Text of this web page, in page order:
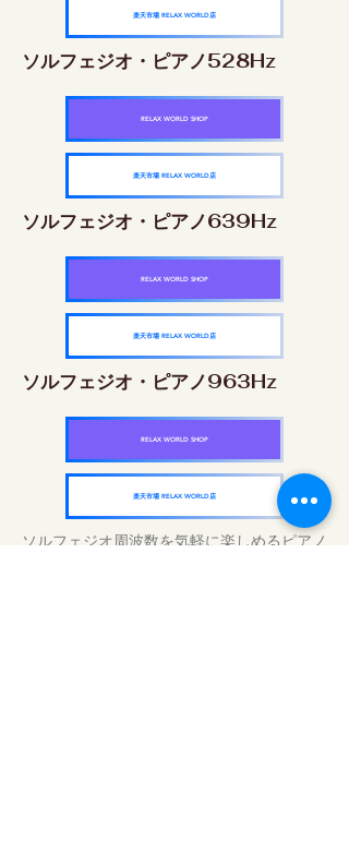
楽天市場 RELAX WORLD店
ソルフェジオ・ピアノ528Hz
RELAX WORLD SHOP
楽天市場 RELAX WORLD店
ソルフェジオ・ピアノ639Hz
RELAX WORLD SHOP
楽天市場 RELAX WORLD店
ソルフェジオ・ピアノ963Hz
RELAX WORLD SHOP
楽天市場 RELAX WORLD店
ソルフェジオ周波数を気軽に楽しめるピアノ